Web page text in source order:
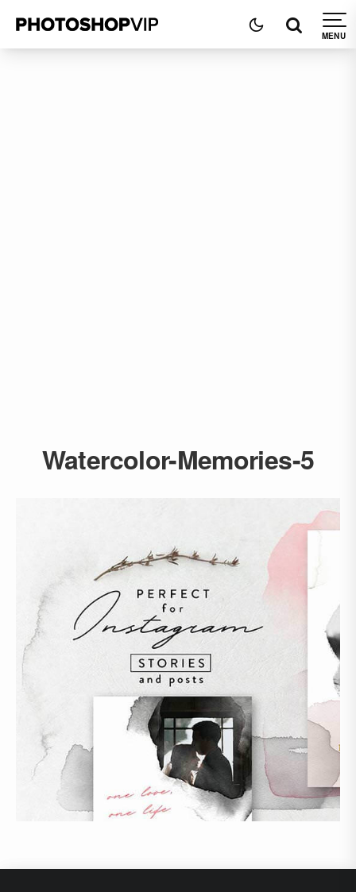
Watercolor-Memories-5